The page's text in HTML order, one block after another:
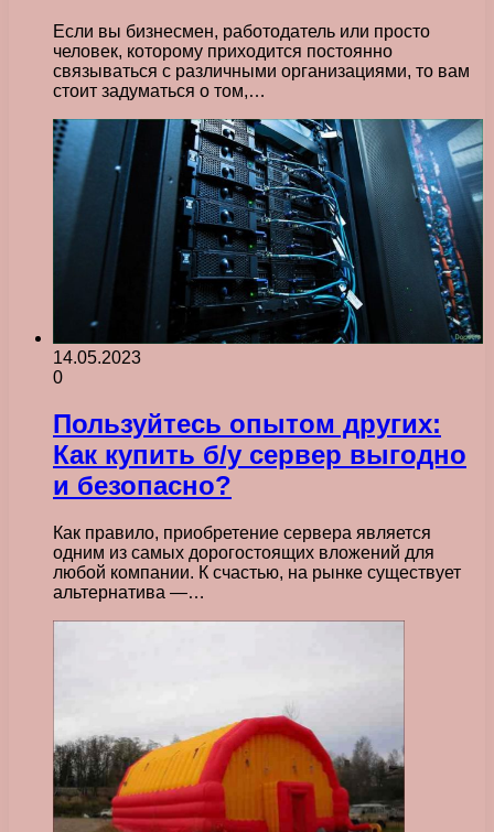
Если вы бизнесмен, работодатель или просто
человек, которому приходится постоянно
связываться с различными организациями, то вам
стоит задуматься о том,…
14.05.2023
0
Пользуйтесь опытом других:
Как купить б/у сервер выгодно
и безопасно?
Как правило, приобретение сервера является
одним из самых дорогостоящих вложений для
любой компании. К счастью, на рынке существует
альтернатива —…